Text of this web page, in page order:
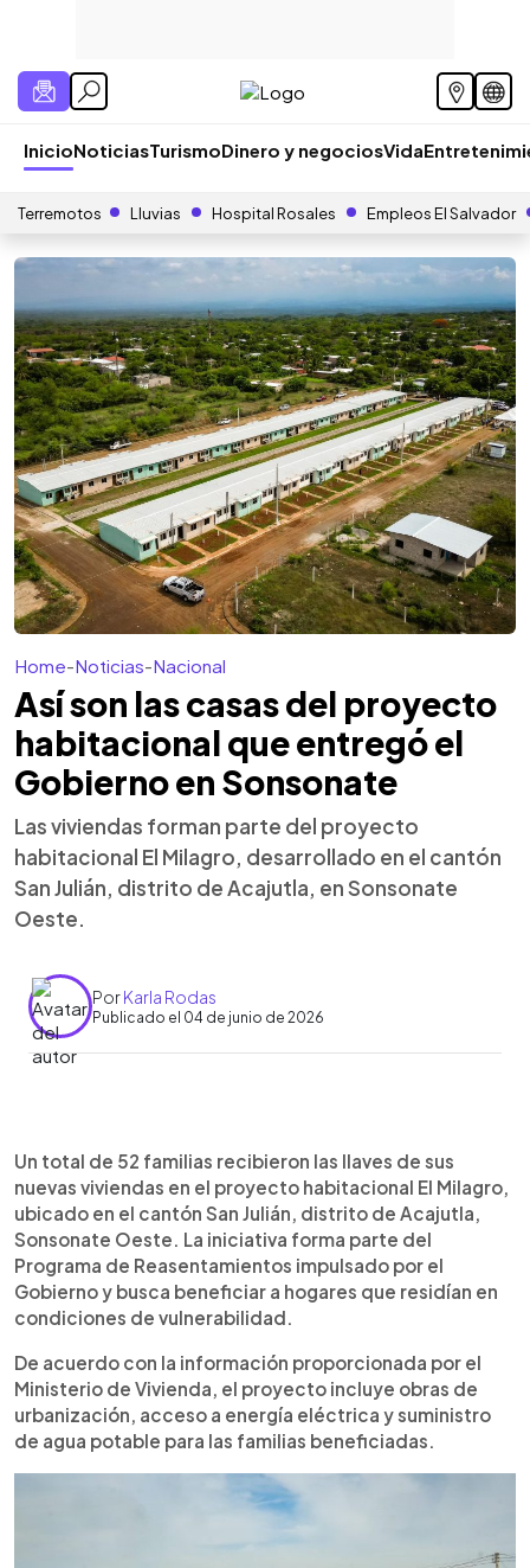
InicioNoticiasTurismoDinero y negociosVida
Terremotos Lluvias Hospital Rosales Empleos El Salvador
Home-Noticias-Nacional
Así son las casas del proyecto
habitacional que entregó el
Gobierno en Sonsonate
Las viviendas forman parte del proyecto
habitacional El Milagro, desarrollado en el cantón
San Julián, distrito de Acajutla, en Sonsonate
Oeste.
PorKarla Rodas
Publicado el 04 de junio de 2026
► Escuchar artículo
Un total de 52 familias recibieron las llaves de sus
nuevas viviendas en el proyecto habitacional El
Milagro, ubicado en el cantón San Julián, distrito de
Acajutla, Sonsonate Oeste. La iniciativa forma
parte del Programa de Reasentamientos
impulsado por el Gobierno y contempla obras de
urbanización, energía eléctrica y agua potable.
Durante la entrega, beneficiarias como Sandra
Maricela Rivas y Zulma Romero expresaron su
satisfacción por contar con una vivienda propia.
La ministra de Vivienda, Michelle Sol, informó que
proyectos similares continuarán desarrollándose
en el país y señaló que el 65 % de las personas
beneficiadas son mujeres.
Un total de 52 familias recibieron las llaves de sus
nuevas viviendas en el proyecto habitacional El Milagro,
ubicado en el cantón San Julián, distrito de Acajutla,
Sonsonate Oeste. La iniciativa forma parte del
Programa de Reasentamientos impulsado por el
Gobierno y busca beneficiar a hogares que residían en
condiciones de vulnerabilidad.
De acuerdo con la información proporcionada por el
Ministerio de Vivienda, el proyecto incluye obras de
urbanización, acceso a energía eléctrica y suministro
de agua potable para las familias beneficiadas.